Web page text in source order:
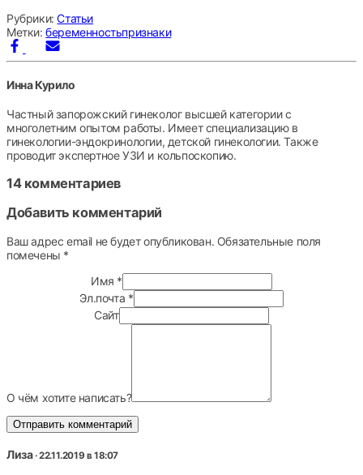
Рубрики:Статьи
Метки:беременностьпризнаки
Инна Курило
Частный запорожский гинеколог высшей категории с
многолетним опытом работы. Имеет специализацию в
гинекологии-эндокринологии, детской гинекологии. Также
проводит экспертное УЗИ и кольпоскопию.
14 комментариев
Добавить комментарий
Ваш адрес email не будет опубликован. Обязательные поля
помечены *
Имя *
Эл.почта *
Сайт
О чём хотите написать?
Лиза· 22.11.2019 в 18:07